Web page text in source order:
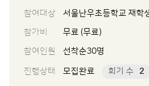
참여대상
서울난우초등학교 재학
참가비
무료 (무료)
참여인원
선착순30명
진행상태 모집완료 회기 수 2